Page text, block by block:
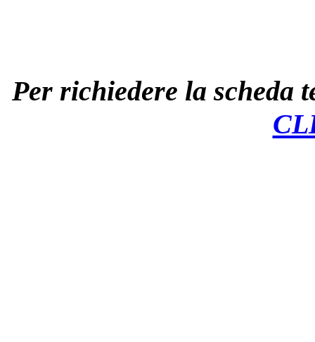
Per richiedere la scheda